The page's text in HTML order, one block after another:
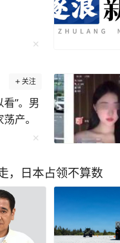
在应用
。
关注
”。男
产。
一分
诈骗团
锅端
底
绝转
，往
，日本占领不算数